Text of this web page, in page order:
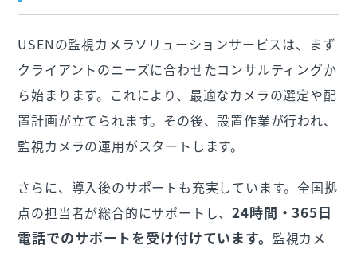
USENの監視カメラソリューションサービスは、まず
クライアントのニーズに合わせたコンサルティングか
ら始まります。これにより、最適なカメラの選定や配
置計画が立てられます。その後、設置作業が行われ、
監視カメラの運用がスタートします。
さらに、導入後のサポートも充実しています。全国拠
点の担当者が総合的にサポートし、24時間・365日
電話でのサポートを受け付けています。 監視カメ